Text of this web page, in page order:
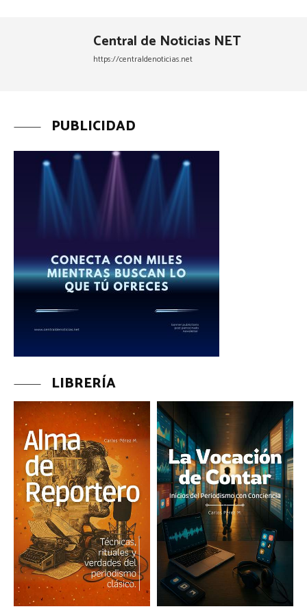
Central de Noticias NET
https://centraldenoticias.net
PUBLICIDAD
LIBRERÍA